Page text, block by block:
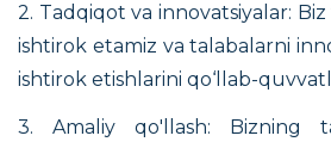
2. Tadqiqot va innovatsiyalar:
ishtirok etamiz va talabalarni
ishtirok etishlarini qo‘llab-
3. Amaliy qo'llash: Bizning